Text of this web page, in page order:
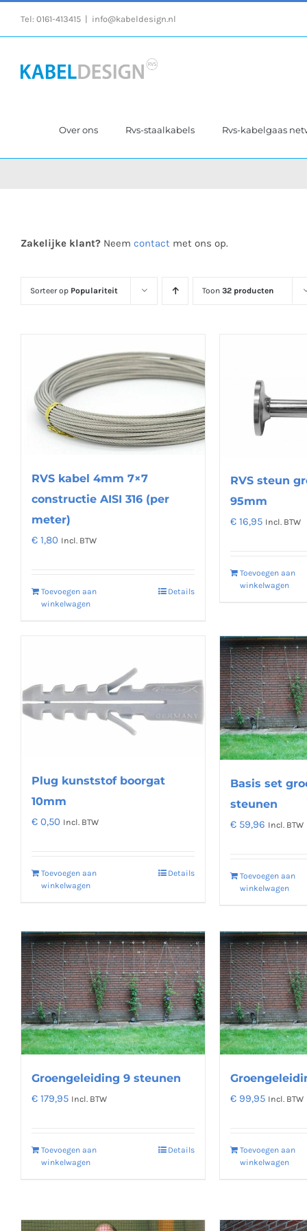
Tel: 0161-413415 info@kabeldesign.nl
Over ons Rvs-staalkabels Rvs-kabelgaas
Zakelijke klant?Neem contactmet ons op.
Sorteer op Populariteit Toon 32 producten
RVS kabel 4mm 7×7
constructie AISI 316 (per
meter)
€ 1,80 Incl. BTW
Toevoegen aan
winkelwagen
Details
RVS steun
95mm
€ 16,95 Incl. BTW
Toevoegen aan
winkelwagen
Plug kunststof boorgat
10mm
€ 0,50 Incl. BTW
Toevoegen aan
winkelwagen
Details
Basis set
steunen
€ 59,96 Incl. BTW
Toevoegen aan
winkelwagen
Groengeleiding 9 steunen
€ 179,95 Incl. BTW
Toevoegen aan
winkelwagen
Details
€ 99,95 Incl. BTW
Toevoegen aan
winkelwagen